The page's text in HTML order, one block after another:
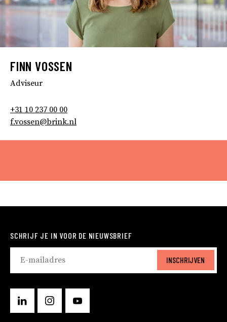
FINN VOSSEN
Adviseur
+31 10 237 00 00
f.vossen@brink.nl
SCHRIJF JE IN VOOR DE NIEUWSBRIEF
INSCHRIJVEN